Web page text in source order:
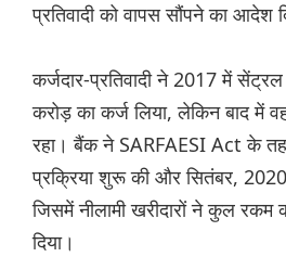
प्रतिवादी को वापस सौंपने का आदेश
कर्जदार-प्रतिवादी ने 2017 में
करोड़ का कर्ज लिया, लेकिन बाद में
रहा। बैंक ने SARFAESI Act के
प्रक्रिया शुरू की और सितंबर,
जिसमें नीलामी खरीदारों ने कुल रकम
दिया।